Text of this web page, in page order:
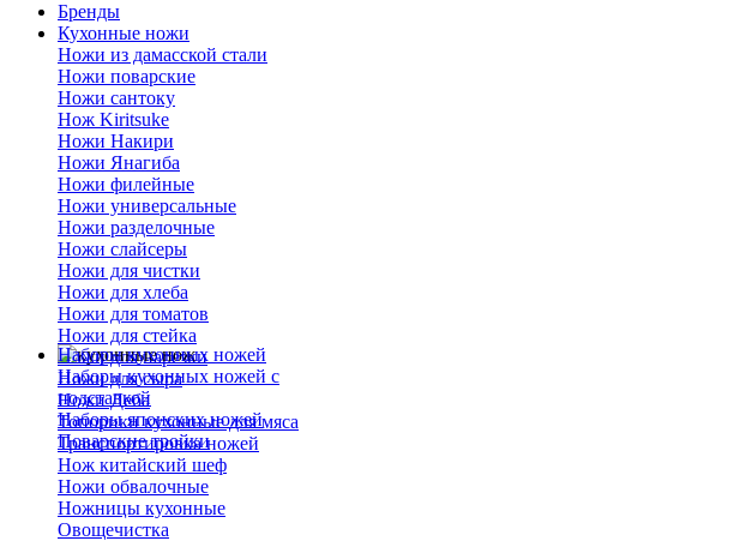
Бренды
Кухонные ножи
Ножи из дамасской стали
Ножи поварские
Ножи сантоку
Нож Kiritsuke
Ножи Накири
Ножи Янагиба
Ножи филейные
Ножи универсальные
Ножи разделочные
Ножи слайсеры
Ножи для чистки
Ножи для хлеба
Ножи для томатов
Ножи для стейка
Ножи для нарезки
Ножи для сыра
Ножи Деба
Топорики кухонные для мяса
Транспортировка ножей
Нож китайский шеф
Ножи обвалочные
Ножницы кухонные
Овощечистка
Наборы кухонных ножей
Наборы кухонных ножей с
подставкой
Наборы японских ножей
Поварские тройки